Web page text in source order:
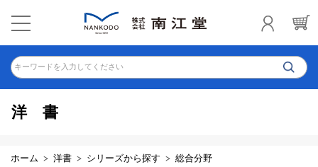
キーワードを入力してください
洋書
ホーム 洋書 シリーズから探す 総合分野